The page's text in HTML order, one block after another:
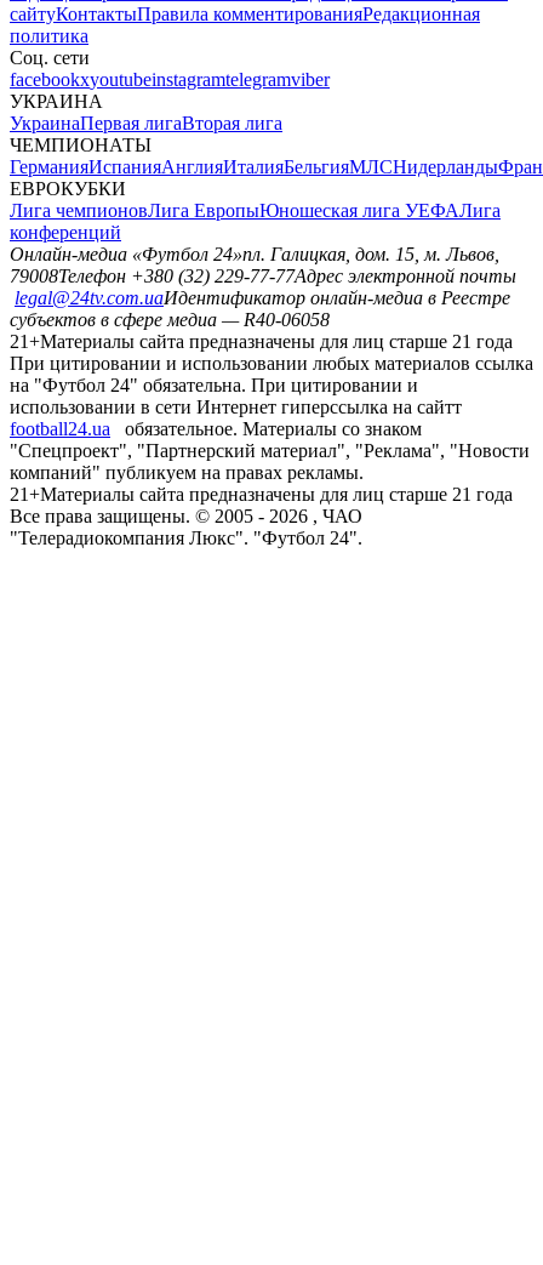
сайтуКонтактыПравила комментированияРедакционная
политика
Соц. сети
facebookxyoutubeinstagramtelegramviber
УКРАИНА
УкраинаПервая лигаВторая лига
ЧЕМПИОНАТЫ
ГерманияИспанияАнглияИталияБельгияМЛСНидерланды
ЕВРОКУБКИ
Лига чемпионовЛига ЕвропыЮношеская лига УЕФАЛига
конференций
Онлайн-медиа «Футбол 24»пл. Галицкая, дом. 15, м. Львов,
79008Телефон +380 (32) 229-77-77Адрес электронной почты
legal@24tv.com.uaИдентификатор онлайн-медиа в Реестре
субъектов в сфере медиа — R40-06058
21+Материалы сайта предназначены для лиц старше 21 года
При цитировании и использовании любых материалов ссылка
на "Футбол 24" обязательна. При цитировании и
использовании в сети Интернет гиперссылка на сайтт
football24.ua
обязательное. Материалы со знаком
"Спецпроект", "Партнерский материал", "Реклама", "Новости
компаний" публикуем на правах рекламы.
21+Материалы сайта предназначены для лиц старше 21 года
Все права защищены. © 2005 - 2026 , ЧАО
"Телерадиокомпания Люкс". "Футбол 24".